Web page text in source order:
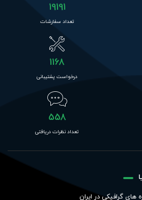
19191
تعداد سفارشات
1168
درخواست پشتیبانی
558
تعداد نظرات دریافتی